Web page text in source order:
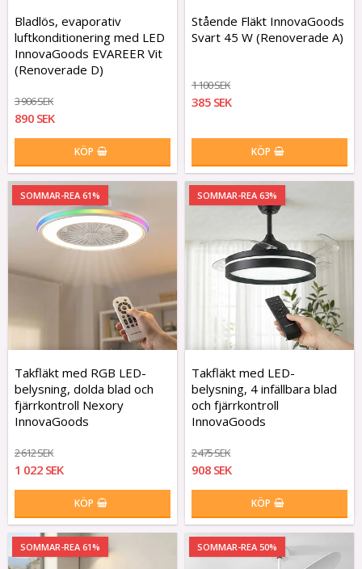
Bladlös, evaporativ
luftkonditionering med LED
InnovaGoods EVAREER Vit
(Renoverade D)
3 906 SEK
890 SEK
KÖP
Stående Fläkt InnovaGoods
Svart 45 W (Renoverade A)
1 100 SEK
385 SEK
KÖP
SOMMAR-REA 61%
Takfläkt med RGB LED-
belysning, dolda blad och
fjärrkontroll Nexory
InnovaGoods
2 612 SEK
1 022 SEK
KÖP
SOMMAR-REA 63%
Takfläkt med LED-
belysning, 4 infällbara blad
och fjärrkontroll
InnovaGoods
2 475 SEK
908 SEK
KÖP
SOMMAR-REA 61% SOMMAR-REA 50%